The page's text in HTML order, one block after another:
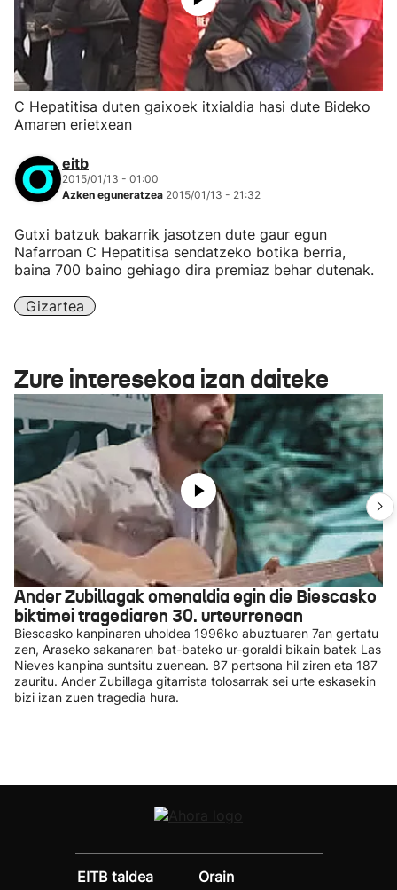
C Hepatitisa duten gaixoek itxialdia hasi dute Bideko
Amaren erietxean
eitb
2015/01/13 - 01:00
Azken eguneratzea 2015/01/13 - 21:32
Gutxi batzuk bakarrik jasotzen dute gaur egun
Nafarroan C Hepatitisa sendatzeko botika berria,
baina 700 baino gehiago dira premiaz behar dutenak.
Gizartea
Zure interesekoa izan daiteke
Ander Zubillagak omenaldia egin die Biescasko
biktimei tragediaren 30. urteurrenean
Biescasko kanpinaren uholdea 1996ko abuztuaren 7an gertatu
zen, Araseko sakanaren bat-bateko ur-goraldi bikain batek Las
Nieves kanpina suntsitu zuenean. 87 pertsona hil ziren eta 187
zauritu. Ander Zubillaga gitarrista tolosarrak sei urte eskasekin
bizi izan zuen tragedia hura.
EITB taldea
Orain